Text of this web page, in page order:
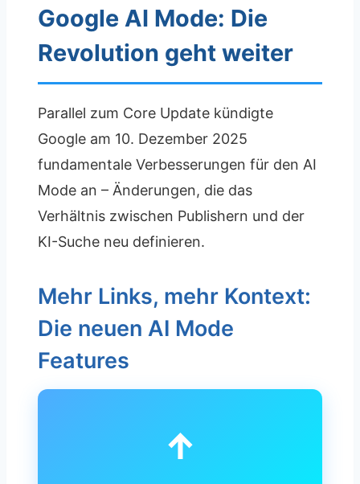
Google AI Mode: Die
Revolution geht weiter
Parallel zum Core Update kündigte
Google am 10. Dezember 2025
fundamentale Verbesserungen für den AI
Mode an – Änderungen, die das
Verhältnis zwischen Publishern und der
KI-Suche neu definieren.
Mehr Links, mehr Kontext:
Die neuen AI Mode
Features
↑